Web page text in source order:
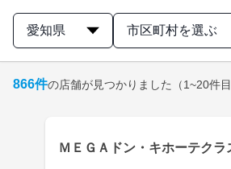
製品情報サイト
取扱店検索はこちら
愛知県 市区町村を選ぶ
866件の店舗が見つかりました （1~20件目
ＭＥＧＡドン・キホーテクラ